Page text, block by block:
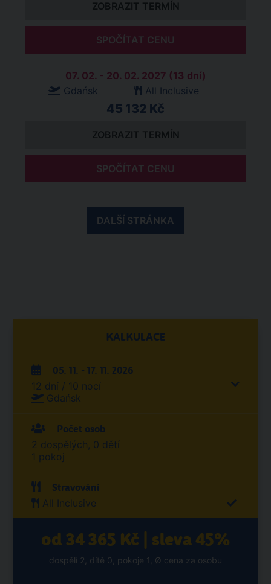
ZOBRAZIT TERMÍN
SPOČÍTAT CENU
07. 02. - 20. 02. 2027 (13 dní)
Gdańsk
All Inclusive
45 132 Kč
ZOBRAZIT TERMÍN
SPOČÍTAT CENU
DALŠÍ STRÁNKA
KALKULACE
05. 11. - 17. 11. 2026
12 dní / 10 nocí
Gdańsk
Počet osob
2 dospělých, 0 dětí
1 pokoj
Stravování
All Inclusive
od 34 365 Kč | sleva 45%
dospělí 2, dítě 0, pokoje 1, Ø cena za osobu